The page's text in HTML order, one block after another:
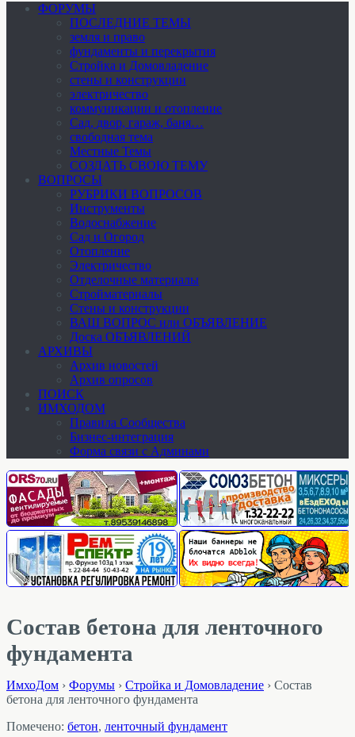
ФОРУМЫ
ПОСЛЕДНИЕ ТЕМЫ
земля и право
фундаменты и перекрытия
Стройка и Домовладение
стены и конструкции
электричество
коммуникации и отопление
Cад, двор, гараж, баня…
свободная тема
Местные Темы
СОЗДАТЬ СВОЮ ТЕМУ
ВОПРОСЫ
РУБРИКИ ВОПРОСОВ
Инструменты
Водоснабжение
Сад и Огород
Отопление
Электричество
Отделочные материалы
Стройматериалы
Стены и конструкции
ВАШ ВОПРОС или ОБЪЯВЛЕНИЕ
Доска ОБЪЯВЛЕНИЙ
АРХИВЫ
Архив новостей
Архив опросов
ПОИСК
ИМХОДОМ
Правила Сообщества
Бизнес-интеграция
Форма связи с Админами
Состав бетона для ленточного
фундамента
ИмхоДом › Форумы › Стройка и Домовладение › Состав
бетона для ленточного фундамента
Помечено: бетон, ленточный фундамент